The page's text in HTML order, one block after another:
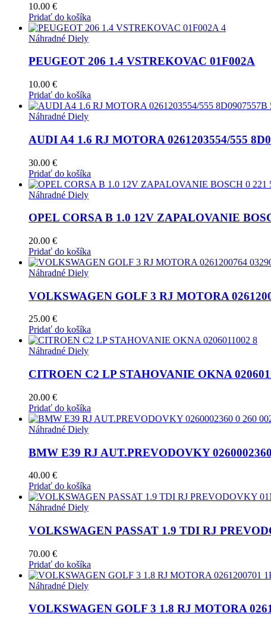
10.00 €
Pridať do košíka
Náhradné Diely
PEUGEOT 206 1.4 VSTREKOVAC 01F002A
10.00 €
Pridať do košíka
Náhradné Diely
AUDI A4 1.6 RJ MOTORA 0261203554/555
30.00 €
Pridať do košíka
Náhradné Diely
OPEL CORSA B 1.0 12V ZAPALOVANIE
20.00 €
Pridať do košíka
Náhradné Diely
VOLKSWAGEN GOLF 3 RJ MOTORA
25.00 €
Pridať do košíka
Náhradné Diely
CITROEN C2 LP STAHOVANIE OKNA
20.00 €
Pridať do košíka
Náhradné Diely
BMW E39 RJ AUT.PREVODOVKY
40.00 €
Pridať do košíka
Náhradné Diely
VOLKSWAGEN PASSAT 1.9 TDI RJ
70.00 €
Pridať do košíka
Náhradné Diely
VOLKSWAGEN GOLF 3 1.8 RJ MOTORA